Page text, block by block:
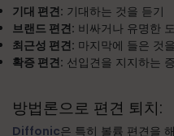
기대 편견: 기대하는 것을 듣기
브랜드 편견: 비싸거나 유명한
최근성 편견: 마지막에 들은 것
확증 편견: 선입견을 지지하는
방법론으로 편견 퇴치:
Diffonic은 특히 볼륨 편견을